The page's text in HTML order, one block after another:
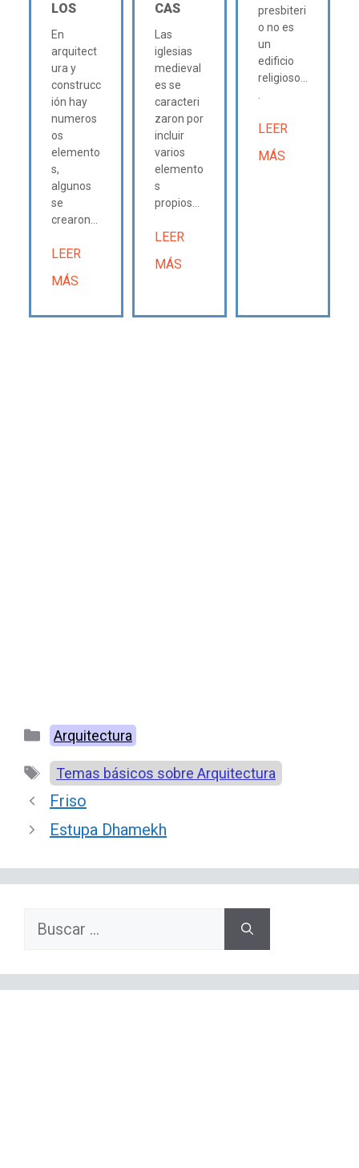
LOS
En
arquitect
ura y
construcc
ión hay
numeros
os
elemento
s,
algunos
se
crearon...
LEER
MÁS
CAS
Las
iglesias
medieval
es se
caracteri
zaron por
incluir
varios
elemento
s
propios...
LEER
MÁS
presbiteri
o no es
un
edificio
religioso...
.
LEER
MÁS
Categorías
Arquitectura
Etiquetas
Temas básicos sobre Arquitectura
Friso
Estupa Dhamekh
Buscar: